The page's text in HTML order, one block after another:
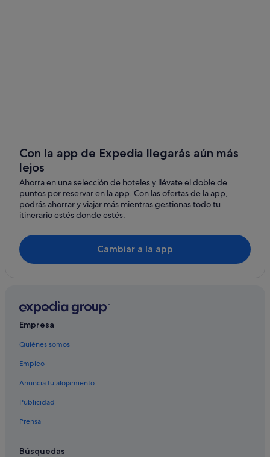
Hoteles de 5 estrellas en Artà
Cabañas en Capdepera
Hoteles de golf en Artà
Chalets en Artà
Hoteles cerca de Poblado talayótico de Ses Païsses
Hoteles de 3 estrellas en Betlem de Marina
Omni hoteles en Capdepera
Marriott Hotels & Resorts en Capdepera
Pensiones en Artà
Hoteles que aceptan mascotas en Artà
Hoteles con gimnasio en Artà
Hoteles en la playa en Artà
Hoteles de aventura en Artà
Con la app de Expedia llegarás aún más
lejos
Ahorra en una selección de hoteles y llévate el doble de
puntos por reservar en la app. Con las ofertas de la app,
podrás ahorrar y viajar más mientras gestionas todo tu
itinerario estés donde estés.
Cambiar a la app
Empresa
Quiénes somos
Empleo
Anuncia tu alojamiento
Publicidad
Prensa
Búsquedas